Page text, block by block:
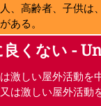
、高齢者、子供は
ある。
良くない -
激しい屋外活動を
は激しい屋外活動